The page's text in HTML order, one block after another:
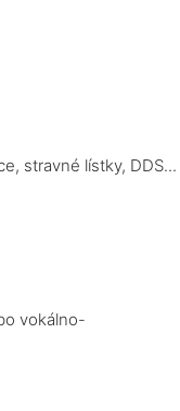
stravné lístky, DDS...
vokálno-